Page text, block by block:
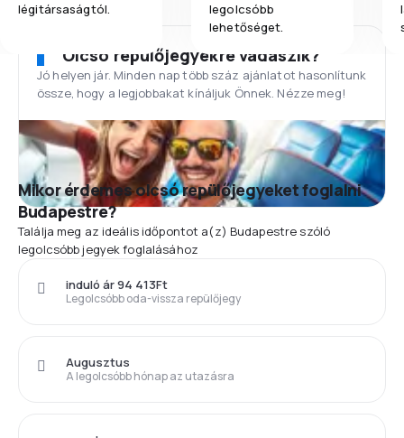
légitársaságtól.
legolcsóbb
lehetőséget.
Olcsó repülőjegyekre vadászik?
Jó helyen jár. Minden nap több száz ajánlatot hasonlítunk
össze, hogy a legjobbakat kínáljuk Önnek. Nézze meg!
Mikor érdemes olcsó repülőjegyeket foglalni
Budapestre?
Találja meg az ideális időpontot a(z) Budapestre szóló
legolcsóbb jegyek foglalásához
Legolcsóbb oda-vissza repülőjegy
induló ár 94 413Ft
A legolcsóbb hónap az utazásra
Augusztus